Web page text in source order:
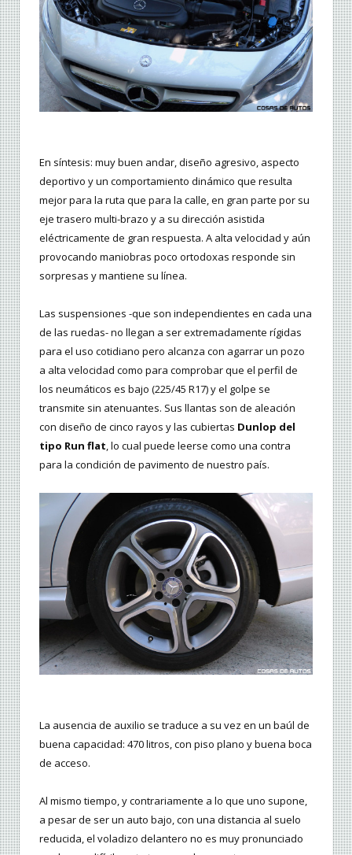
En síntesis: muy buen andar, diseño agresivo, aspecto
deportivo y un comportamiento dinámico que resulta
mejor para la ruta que para la calle, en gran parte por su
eje trasero multi-brazo y a su dirección asistida
eléctricamente de gran respuesta. A alta velocidad y aún
provocando maniobras poco ortodoxas responde sin
sorpresas y mantiene su línea.
Las suspensiones -que son independientes en cada una
de las ruedas- no llegan a ser extremadamente rígidas
para el uso cotidiano pero alcanza con agarrar un pozo
a alta velocidad como para comprobar que el perfil de
los neumáticos es bajo (225/45 R17) y el golpe se
transmite sin atenuantes. Sus llantas son de aleación
con diseño de cinco rayos y las cubiertas Dunlop del
tipo Run flat, lo cual puede leerse como una contra
para la condición de pavimento de nuestro país.
La ausencia de auxilio se traduce a su vez en un baúl de
buena capacidad: 470 litros, con piso plano y buena boca
de acceso.
Al mismo tiempo, y contrariamente a lo que uno supone,
a pesar de ser un auto bajo, con una distancia al suelo
reducida, el voladizo delantero no es muy pronunciado